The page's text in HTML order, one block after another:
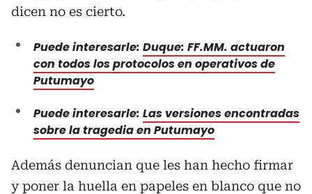
dicen no es cierto.
Puede interesarle: Duque: FF.MM. actuaron
con todos los protocolos en operativos de
Putumayo
Puede interesarle: Las versiones encontradas
sobre la tragedia en Putumayo
Además denuncian que les han hecho firmar
y poner la huella en papeles en blanco que no